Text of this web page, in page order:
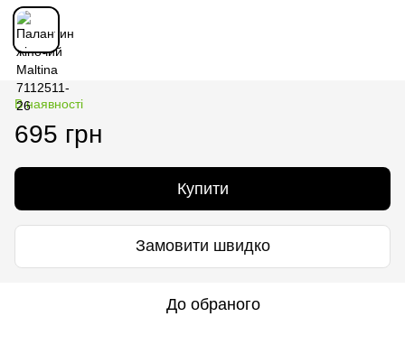
В наявності
695 грн
Купити
Замовити швидко
До обраного